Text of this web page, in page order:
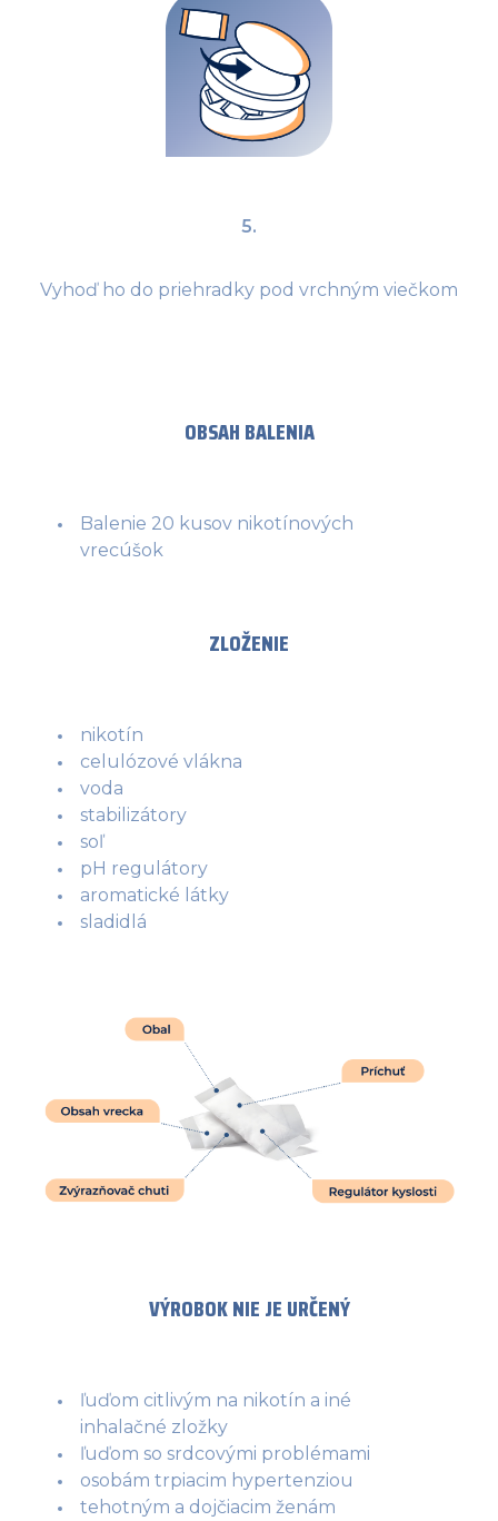
5.
Vyhoď ho do priehradky pod vrchným viečkom
OBSAH BALENIA
Balenie 20 kusov nikotínových
vrecúšok
ZLOŽENIE
nikotín
celulózové vlákna
voda
stabilizátory
soľ
pH regulátory
aromatické látky
sladidlá
VÝROBOK NIE JE URČENÝ
ľuďom citlivým na nikotín a iné
inhalačné zložky
ľuďom so srdcovými problémami
osobám trpiacim hypertenziou
tehotným a dojčiacim ženám